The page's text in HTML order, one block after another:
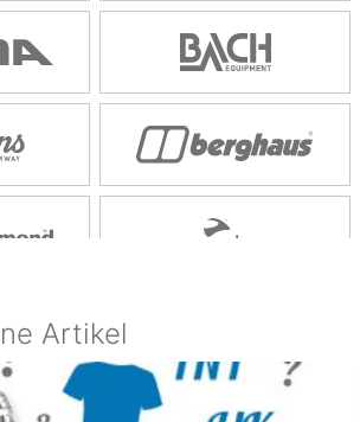
Artikel